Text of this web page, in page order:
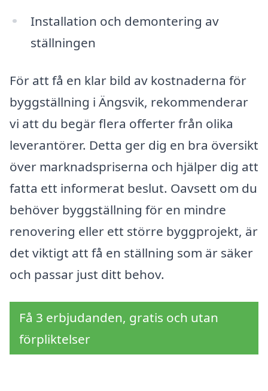
Installation och demontering av
ställningen
För att få en klar bild av kostnaderna för
byggställning i Ängsvik, rekommenderar
vi att du begär flera offerter från olika
leverantörer. Detta ger dig en bra översikt
över marknadspriserna och hjälper dig att
fatta ett informerat beslut. Oavsett om du
behöver byggställning för en mindre
renovering eller ett större byggprojekt, är
det viktigt att få en ställning som är säker
och passar just ditt behov.
Få 3 erbjudanden, gratis och utan
förpliktelser